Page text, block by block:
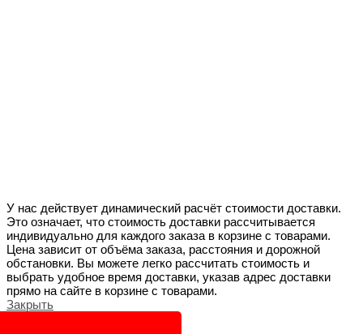
У нас действует динамический расчёт стоимости доставки.
Это означает, что стоимость доставки рассчитывается
индивидуально для каждого заказа в корзине с товарами.
Цена зависит от объёма заказа, расстояния и дорожной
обстановки. Вы можете легко рассчитать стоимость и
выбрать удобное время доставки, указав адрес доставки
прямо на сайте в корзине с товарами.
Закрыть